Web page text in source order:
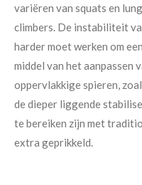
variëren van squats en
climbers. De instabiliteit
harder moet werken om
middel van het aanpassen
oppervlakkige spieren,
de dieper liggende
te bereiken zijn met
extra geprikkeld.